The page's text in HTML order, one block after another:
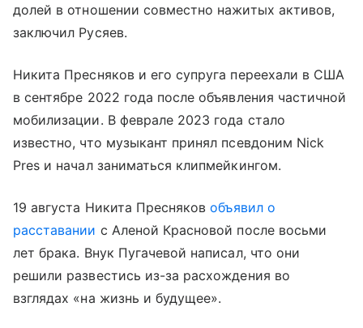
долей в отношении совместно нажитых активов,
заключил Русяев.
Никита Пресняков и его супруга переехали в США
в сентябре 2022 года после объявления частичной
мобилизации. В феврале 2023 года стало
известно, что музыкант принял псевдоним Nick
Pres и начал заниматься клипмейкингом.
19 августа Никита Пресняковобъявил о
расставании с Аленой Красновой после восьми
лет брака. Внук Пугачевой написал, что они
решили развестись из-за расхождения во
взглядах «на жизнь и будущее».